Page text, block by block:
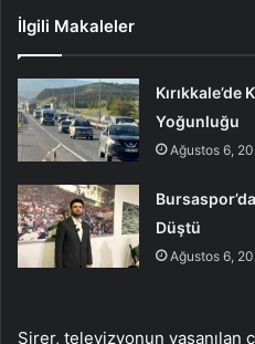
İlgili Makaleler
Yoğunluğu
Ağustos 6,
Düştü
Ağustos 6,
Sirer, televizyonun yaşanılan